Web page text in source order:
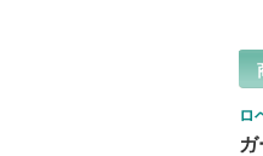
ロ